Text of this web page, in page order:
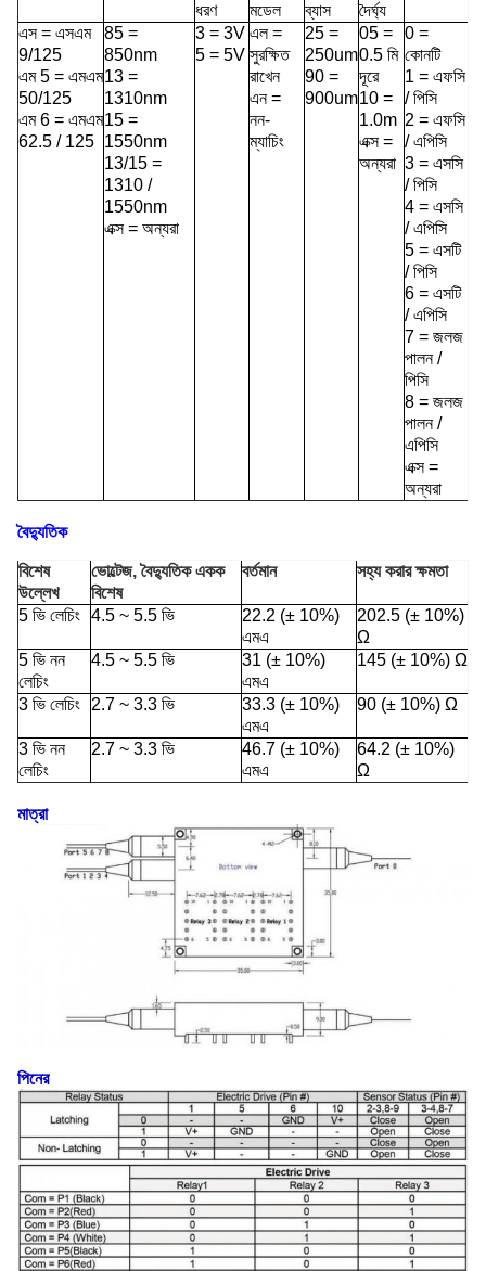
ধরণ
মডেল
ব্যাস
দৈর্ঘ্য
এস = এসএম
9/125
এম 5 = এমএম
50/125
এম 6 = এমএম
62.5 / 125
85 =
850nm
13 =
1310nm
15 =
1550nm
13/15 =
1310 /
1550nm
এক্স = অন্যরা
3 = 3V
5 = 5V
এল =
সুরক্ষিত
রাখেন
এন =
নন-
ম্যাচিং
25 =
250um
90 =
900um
05 =
0.5 মি
দূরে
10 =
1.0m
এক্স =
অন্যরা
0 =
কোনটি
1 = এফসি
/ পিসি
2 = এফসি
/ এপিসি
3 = এসসি
/ পিসি
4 = এসসি
/ এপিসি
5 = এসটি
/ পিসি
6 = এসটি
/ এপিসি
7 = জলজ
পালন /
পিসি
8 = জলজ
পালন /
এপিসি
এক্স =
অন্যরা
বৈদ্যুতিক
বিশেষ
উল্লেখ
ভোল্টেজ, বৈদ্যুতিক একক
বিশেষ
বর্তমান সহ্য করার ক্ষমতা
5 ভি লেচিং 4.5 ~ 5.5 ভি
22.2 (± 10%)
এমএ
202.5 (± 10%)
Ω
5 ভি নন
লেচিং
4.5 ~ 5.5 ভি
31 (± 10%)
এমএ
145 (± 10%) Ω
3 ভি লেচিং 2.7 ~ 3.3 ভি
33.3 (± 10%)
এমএ
90 (± 10%) Ω
3 ভি নন
লেচিং
2.7 ~ 3.3 ভি
46.7 (± 10%)
এমএ
64.2 (± 10%)
Ω
মাত্রা
পিনের